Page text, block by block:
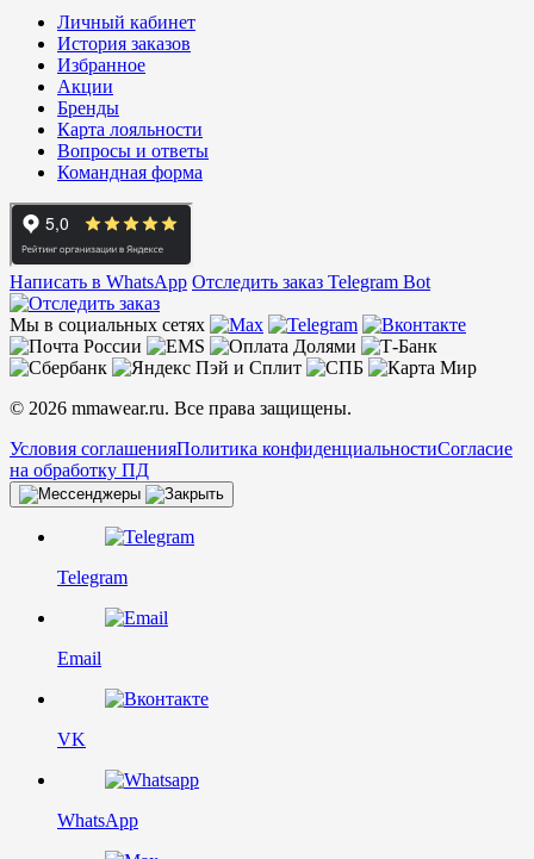
Личный кабинет
История заказов
Избранное
Акции
Бренды
Карта лояльности
Вопросы и ответы
Командная форма
Написать в WhatsApp Отследить заказ Telegram Bot
Мы в социальных сетях
© 2026 mmawear.ru. Все права защищены.
Условия соглашенияПолитика конфиденциальностиСогласие
на обработку ПД
Telegram
Email
VK
WhatsApp